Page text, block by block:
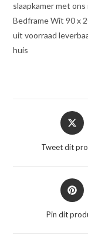
slaapkamer met
Bedframe Wit 90 x
uit voorraad
huis
Opent
in
nieuw
Tweet dit
Opent
in
nieuw
Pin dit